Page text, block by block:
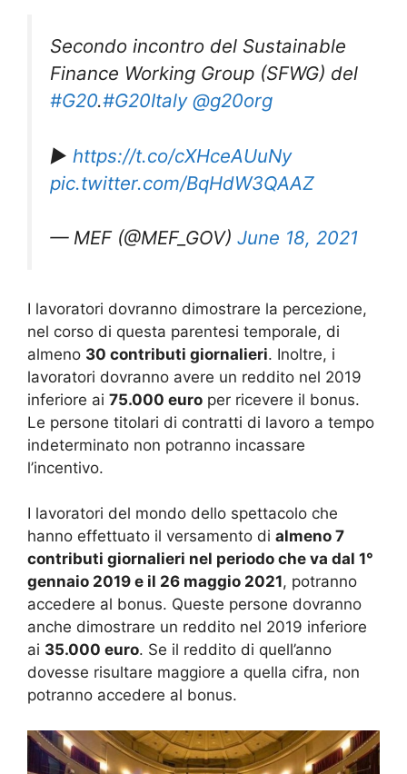
Secondo incontro del Sustainable
Finance Working Group (SFWG) del
#G20.#G20Italy @g20org
▶️ https://t.co/cXHceAUuNy
pic.twitter.com/BqHdW3QAAZ
— MEF (@MEF_GOV) June 18, 2021
I lavoratori dovranno dimostrare la percezione,
nel corso di questa parentesi temporale, di
almeno 30 contributi giornalieri. Inoltre, i
lavoratori dovranno avere un reddito nel 2019
inferiore ai 75.000 euro per ricevere il bonus.
Le persone titolari di contratti di lavoro a tempo
indeterminato non potranno incassare
l’incentivo.
I lavoratori del mondo dello spettacolo che
hanno effettuato il versamento di almeno 7
contributi giornalieri nel periodo che va dal 1°
gennaio 2019 e il 26 maggio 2021, potranno
accedere al bonus. Queste persone dovranno
anche dimostrare un reddito nel 2019 inferiore
ai 35.000 euro. Se il reddito di quell’anno
dovesse risultare maggiore a quella cifra, non
potranno accedere al bonus.